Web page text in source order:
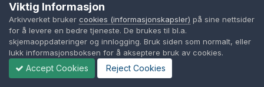
Viktig Informasjon
Arkivverket bruker cookies (informasjonskapsler) på sine nettsider
for å levere en bedre tjeneste. De brukes til bl.a.
skjemaoppdateringer og innlogging. Bruk siden som normalt, eller
lukk informasjonsboksen for å akseptere bruk av cookies.
Accept Cookies Reject Cookies